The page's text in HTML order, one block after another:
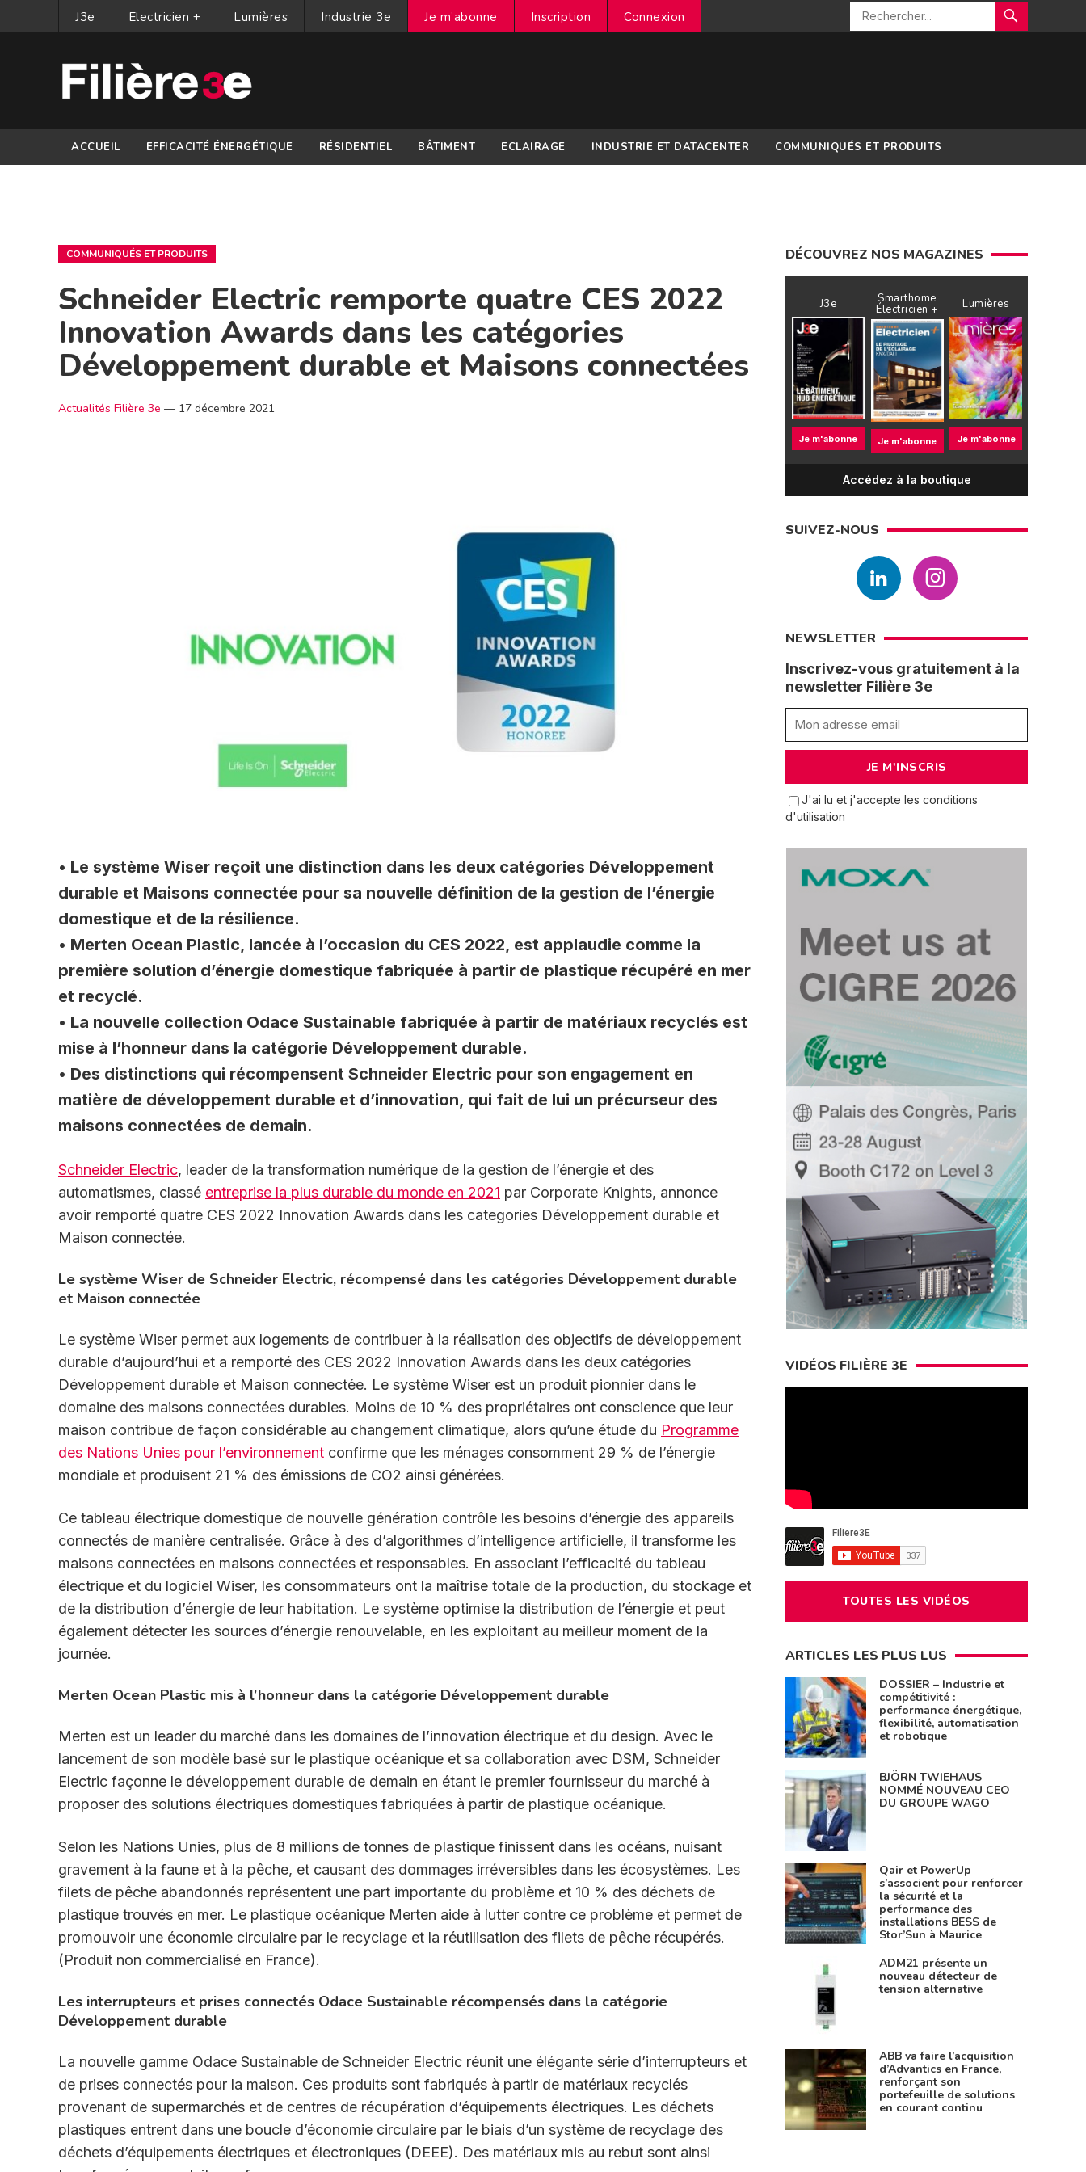
J3e Electricien + Lumières Industrie 3e Je m’abonne Inscription Connexion
ACCUEIL EFFICACITÉ ÉNERGÉTIQUE RÉSIDENTIEL BÂTIMENT ECLAIRAGE INDUSTRIE ET DATACENTER COMMUNIQUÉS ET PRODUITS
COMMUNIQUÉS ET PRODUITS
Schneider Electric remporte quatre CES 2022
Innovation Awards dans les catégories
Développement durable et Maisons connectées
Actualités Filière 3e — 17 décembre 2021
• Le système Wiser reçoit une distinction dans les deux catégories Développement
durable et Maisons connectée pour sa nouvelle définition de la gestion de l’énergie
domestique et de la résilience.
• Merten Ocean Plastic, lancée à l’occasion du CES 2022, est applaudie comme la
première solution d’énergie domestique fabriquée à partir de plastique récupéré en mer
et recyclé.
• La nouvelle collection Odace Sustainable fabriquée à partir de matériaux recyclés est
mise à l’honneur dans la catégorie Développement durable.
• Des distinctions qui récompensent Schneider Electric pour son engagement en
matière de développement durable et d’innovation, qui fait de lui un précurseur des
maisons connectées de demain.
Schneider Electric, leader de la transformation numérique de la gestion de l’énergie et des
automatismes, classé entreprise la plus durable du monde en 2021 par Corporate Knights, annonce
avoir remporté quatre CES 2022 Innovation Awards dans les categories Développement durable et
Maison connectée.
Le système Wiser de Schneider Electric, récompensé dans les catégories Développement durable
et Maison connectée
Le système Wiser permet aux logements de contribuer à la réalisation des objectifs de développement
durable d’aujourd’hui et a remporté des CES 2022 Innovation Awards dans les deux catégories
Développement durable et Maison connectée. Le système Wiser est un produit pionnier dans le
domaine des maisons connectées durables. Moins de 10 % des propriétaires ont conscience que leur
maison contribue de façon considérable au changement climatique, alors qu’une étude du Programme
des Nations Unies pour l’environnement confirme que les ménages consomment 29 % de l’énergie
mondiale et produisent 21 % des émissions de CO2 ainsi générées.
Ce tableau électrique domestique de nouvelle génération contrôle les besoins d’énergie des appareils
connectés de manière centralisée. Grâce à des d’algorithmes d’intelligence artificielle, il transforme les
maisons connectées en maisons connectées et responsables. En associant l’efficacité du tableau
électrique et du logiciel Wiser, les consommateurs ont la maîtrise totale de la production, du stockage et
de la distribution d’énergie de leur habitation. Le système optimise la distribution de l’énergie et peut
également détecter les sources d’énergie renouvelable, en les exploitant au meilleur moment de la
journée.
Merten Ocean Plastic mis à l’honneur dans la catégorie Développement durable
Merten est un leader du marché dans les domaines de l’innovation électrique et du design. Avec le
lancement de son modèle basé sur le plastique océanique et sa collaboration avec DSM, Schneider
Electric façonne le développement durable de demain en étant le premier fournisseur du marché à
proposer des solutions électriques domestiques fabriquées à partir de plastique océanique.
Selon les Nations Unies, plus de 8 millions de tonnes de plastique finissent dans les océans, nuisant
gravement à la faune et à la pêche, et causant des dommages irréversibles dans les écosystèmes. Les
filets de pêche abandonnés représentent une part importante du problème et 10 % des déchets de
plastique trouvés en mer. Le plastique océanique Merten aide à lutter contre ce problème et permet de
promouvoir une économie circulaire par le recyclage et la réutilisation des filets de pêche récupérés.
(Produit non commercialisé en France).
Les interrupteurs et prises connectés Odace Sustainable récompensés dans la catégorie
Développement durable
La nouvelle gamme Odace Sustainable de Schneider Electric réunit une élégante série d’interrupteurs et
de prises connectés pour la maison. Ces produits sont fabriqués à partir de matériaux recyclés
provenant de supermarchés et de centres de récupération d’équipements électriques. Les déchets
plastiques entrent dans une boucle d’économie circulaire par le biais d’un système de recyclage des
déchets d’équipements électriques et électroniques (DEEE). Des matériaux mis au rebut sont ainsi
DÉCOUVREZ NOS MAGAZINES
J3e
Je m'abonne
Smarthome
Électricien +
Je m'abonne
Lumières
Je m'abonne
Accédez à la boutique
SUIVEZ-NOUS
NEWSLETTER
Inscrivez-vous gratuitement à la
newsletter Filière 3e
J'ai lu et j'accepte les conditions
d'utilisation
VIDÉOS FILIÈRE 3E
TOUTES LES VIDÉOS
ARTICLES LES PLUS LUS
DOSSIER – Industrie et
compétitivité :
performance énergétique,
flexibilité, automatisation
et robotique
BJÖRN TWIEHAUS
NOMMÉ NOUVEAU CEO
DU GROUPE WAGO
Qair et PowerUp
s’associent pour renforcer
la sécurité et la
performance des
installations BESS de
Stor’Sun à Maurice
ADM21 présente un
nouveau détecteur de
tension alternative
ABB va faire l’acquisition
d’Advantics en France,
renforçant son
portefeuille de solutions
en courant continu